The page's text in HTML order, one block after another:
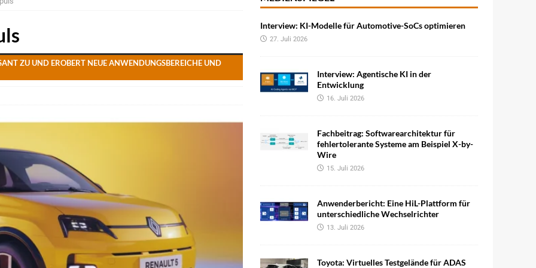
Produktion im Juli rückläufig
qualifizieren NOR-Flash für KI-Cockpits
bei Pkw-Neuzulassungen in Deutschland im Juli 2026 BRANCHEN-
kräftig – Auftragseingänge erreichen Rekordniveau
in der EMEA-Region neu
KI-Workflows für die Cybersecurity-Validierung NEWS
ZU UND EROBERT NEUE ANWENDUNGSBEREICHE UND
Interview: KI-Modelle für Automotive-SoCs optimieren
27. Juli 2026
Interview: Agentische KI in der
Entwicklung
16. Juli 2026
Fachbeitrag: Softwarearchitektur für
fehlertolerante Systeme am Beispiel X-by-
Wire
15. Juli 2026
Anwenderbericht: Eine HiL-Plattform für
unterschiedliche Wechselrichter
13. Juli 2026
Toyota: Virtuelles Testgelände für ADAS